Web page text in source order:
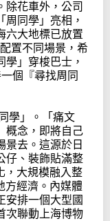
除花車外，公司
同學」亮相，
六大地標已放置
置不同場景，希
」穿梭巴士，
個『尋找周同
學」。「痛文
概念，即將自己
景去。這源於日
仔、裝飾貼滿整
，大規模融入整
方經濟。內媒體
安排一個大型國
次聯動上海博物